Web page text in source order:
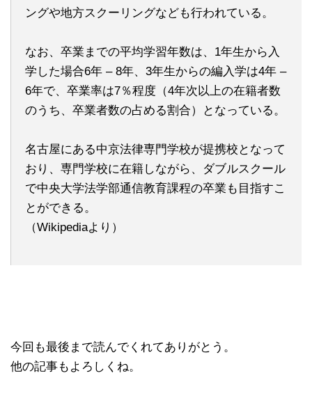
ングや地方スクーリングなども行われている。
なお、卒業までの平均学習年数は、1年生から入
学した場合6年 – 8年、3年生からの編入学は4年 –
6年で、卒業率は7％程度（4年次以上の在籍者数
のうち、卒業者数の占める割合）となっている。
名古屋にある中京法律専門学校が提携校となって
おり、専門学校に在籍しながら、ダブルスクール
で中央大学法学部通信教育課程の卒業も目指すこ
とができる。
（Wikipediaより）
今回も最後まで読んでくれてありがとう。
他の記事もよろしくね。